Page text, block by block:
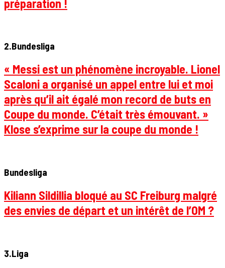
préparation !
2.Bundesliga
« Messi est un phénomène incroyable. Lionel
Scaloni a organisé un appel entre lui et moi
après qu’il ait égalé mon record de buts en
Coupe du monde. C’était très émouvant. »
Klose s’exprime sur la coupe du monde !
Bundesliga
Kiliann Sildillia bloqué au SC Freiburg malgré
des envies de départ et un intérêt de l’OM ?
3.Liga